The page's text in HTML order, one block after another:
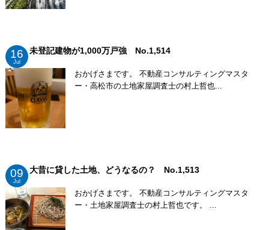
16
Jul
未登記建物が1,000万戸強 No.1,514
おかげさまです。 不動産コンサルティングマスタ
ー・高松市の土地家屋調査士の村上哲也...
09
Jul
大昔に貸した土地、どうなるの？ No.1,513
おかげさまです。 不動産コンサルティングマスタ
ー・土地家屋調査士の村上哲也です。 ...